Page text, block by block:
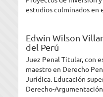
estudios culminados en
Edwin Wilson
del Perú
Juez Penal Titular, con
maestro en Derecho
Jurídica. Educación
Derecho-